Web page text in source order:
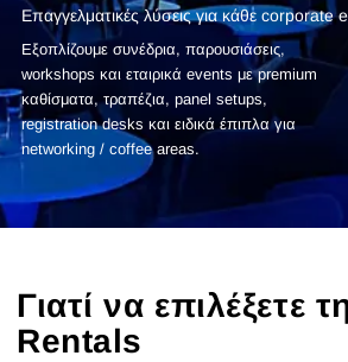
Επαγγελματικές λύσεις για κάθε corporate
Εξοπλίζουμε συνέδρια, παρουσιάσεις,
workshops και εταιρικά events με premium
καθίσματα, τραπέζια, panel setups,
registration desks και ειδικά έπιπλα για
networking / coffee areas.
Γιατί να επιλέξετε
Rentals